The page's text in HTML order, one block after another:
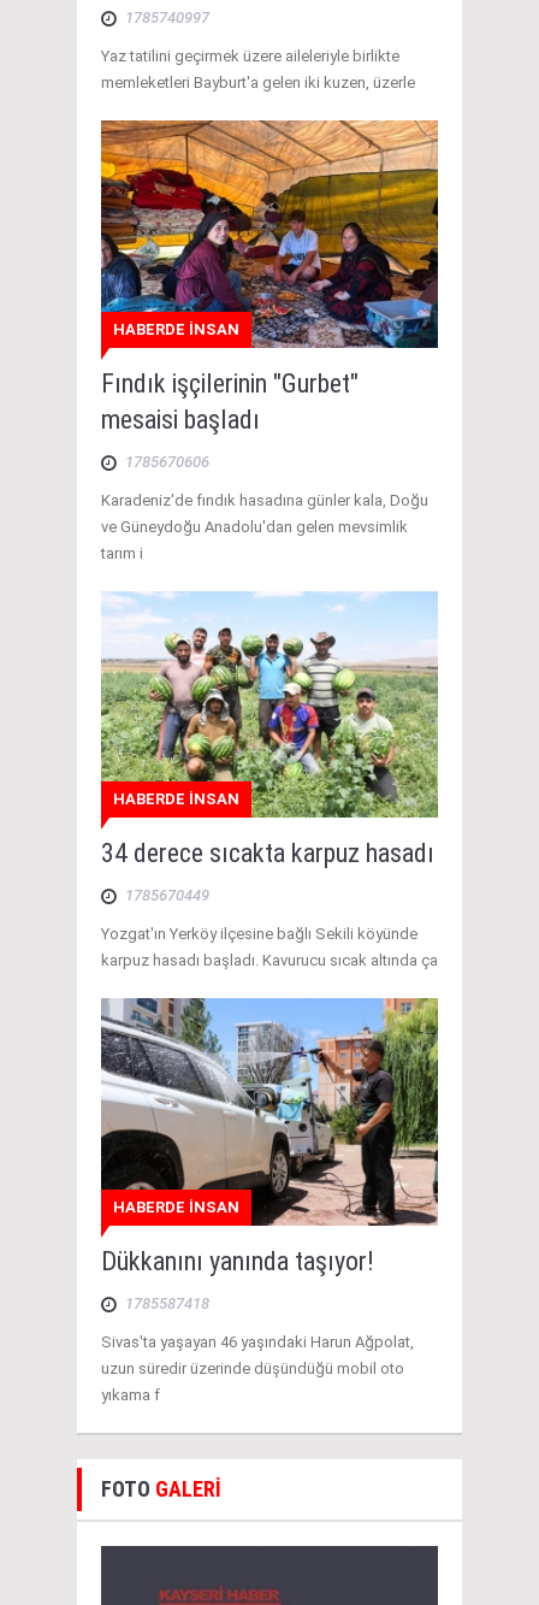
1785740997
Yaz tatilini geçirmek üzere aileleriyle birlikte
memleketleri Bayburt'a gelen iki kuzen, üzerle
HABERDE İNSAN
Fındık işçilerinin "Gurbet"
mesaisi başladı
1785670606
Karadeniz'de fındık hasadına günler kala, Doğu
ve Güneydoğu Anadolu'dan gelen mevsimlik
tarım i
HABERDE İNSAN
34 derece sıcakta karpuz hasadı
1785670449
Yozgat'ın Yerköy ilçesine bağlı Sekili köyünde
karpuz hasadı başladı. Kavurucu sıcak altında ça
HABERDE İNSAN
Dükkanını yanında taşıyor!
1785587418
Sivas'ta yaşayan 46 yaşındaki Harun Ağpolat,
uzun süredir üzerinde düşündüğü mobil oto
yıkama f
FOTO GALERİ